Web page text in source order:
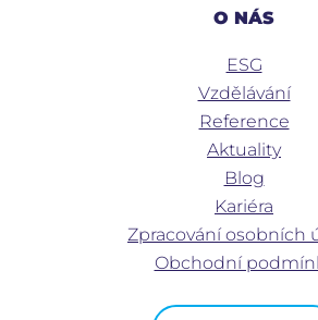
O NÁS
ESG
Vzdělávání
Reference
Aktuality
Blog
Kariéra
Zpracování osobních
Obchodní